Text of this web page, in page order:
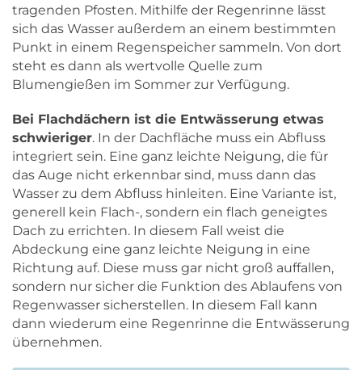
tragenden Pfosten. Mithilfe der Regenrinne lässt
sich das Wasser außerdem an einem bestimmten
Punkt in einem Regenspeicher sammeln. Von dort
steht es dann als wertvolle Quelle zum
Blumengießen im Sommer zur Verfügung.
Bei Flachdächern ist die Entwässerung etwas
schwieriger. In der Dachfläche muss ein Abfluss
integriert sein. Eine ganz leichte Neigung, die für
das Auge nicht erkennbar sind, muss dann das
Wasser zu dem Abfluss hinleiten. Eine Variante ist,
generell kein Flach-, sondern ein flach geneigtes
Dach zu errichten. In diesem Fall weist die
Abdeckung eine ganz leichte Neigung in eine
Richtung auf. Diese muss gar nicht groß auffallen,
sondern nur sicher die Funktion des Ablaufens von
Regenwasser sicherstellen. In diesem Fall kann
dann wiederum eine Regenrinne die Entwässerung
übernehmen.